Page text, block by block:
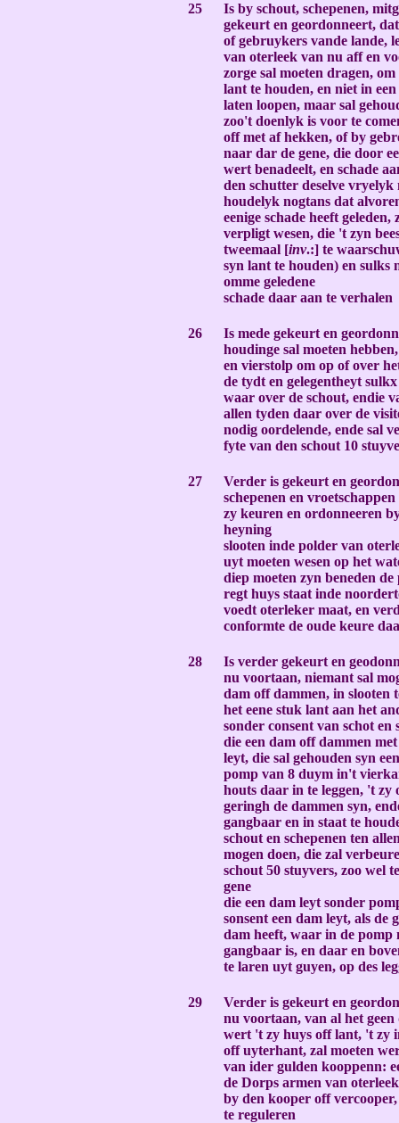
25
Is by schout, schepenen,
gekeurt en geordonneert,
of gebruykers vande lande,
van oterleek van nu aff en
zorge sal moeten dragen,
lant te houden, en niet in
laten loopen, maar sal
zoo't doenlyk is voor te
off met af hekken, of by
naar dar de gene, die door
wert benadeelt, en schade
den schutter deselve vryelyk
houdelyk nogtans dat
eenige schade heeft geleden,
verpligt wesen, die 't zyn
tweemaal [inv.:] te
syn lant te houden) en sulks
omme geledene
schade daar aan te verhalen
26
Is mede gekeurt en
houdinge sal moeten
en vierstolp om op of over
de tydt en gelegentheyt
waar over de schout, endie
allen tyden daar over de
nodig oordelende, ende sal
fyte van den schout 10
27
Verder is gekeurt en
schepenen en
zy keuren en ordonneeren
heyning
slooten inde polder van
uyt moeten wesen op het
diep moeten zyn beneden
regt huys staat inde
voedt oterleker maat, en
conformte de oude keure
28
Is verder gekeurt en
nu voortaan, niemant sal
dam off dammen, in slooten
het eene stuk lant aan het
sonder consent van schot en
die een dam off dammen
leyt, die sal gehouden syn
pomp van 8 duym in't
houts daar in te leggen, 't zy
geringh de dammen syn,
gangbaar en in staat te
schout en schepenen ten
mogen doen, die zal
schout 50 stuyvers, zoo wel
gene
die een dam leyt sonder
sonsent een dam leyt, als de
dam heeft, waar in de pomp
gangbaar is, en daar en
te laren uyt guyen, op des
29
Verder is gekeurt en
nu voortaan, van al het geen
wert 't zy huys off lant, 't zy
off uyterhant, zal moeten
van ider gulden kooppenn:
de Dorps armen van
by den kooper off
te reguleren